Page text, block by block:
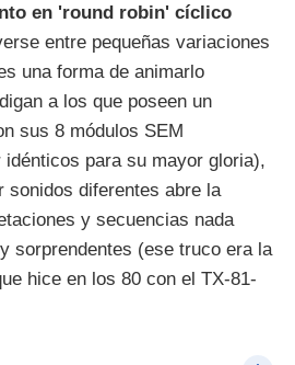
en 'round robin' cíclico
entre pequeñas variaciones
una forma de animarlo
a los que poseen un
sus 8 módulos SEM
para su mayor gloria),
sonidos diferentes abre la
y secuencias nada
sorprendentes (ese truco era la
hice en los 80 con el TX-81-